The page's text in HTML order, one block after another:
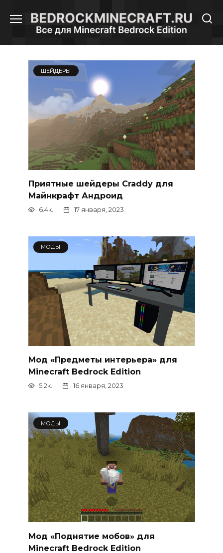
содержанию
ШЕЙДЕРЫ
Приятные шейдеры Craddy для
Майнкрафт Андроид
6.4к. 17 января, 2023
МОДЫ
Мод «Предметы интерьера» для
Minecraft Bedrock Edition
5.2к. 16 января, 2023
МОДЫ
Мод «Поднятие мобов» для
Minecraft Bedrock Edition